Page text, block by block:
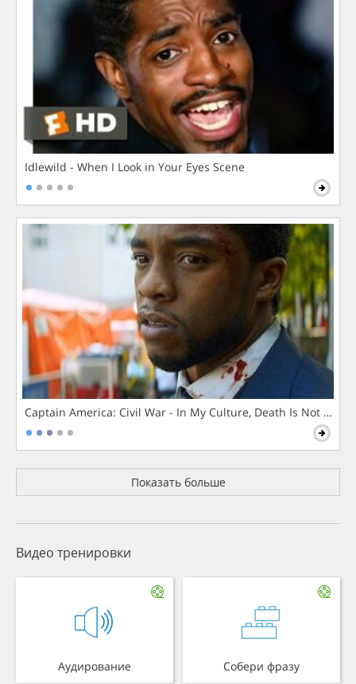
Idlewild - When I Look in Your Eyes Scene
Captain America: Civil War - In My Culture, Death Is Not The
Показать больше
Видео тренировки
Аудирование Собери фразу